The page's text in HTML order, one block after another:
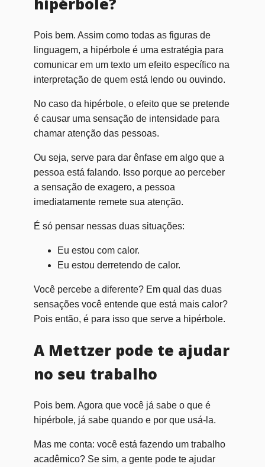
Pois bem. Assim como todas as figuras de
linguagem, a hipérbole é uma estratégia para
comunicar em um texto um efeito específico na
interpretação de quem está lendo ou ouvindo.
No caso da hipérbole, o efeito que se pretende
é causar uma sensação de intensidade para
chamar atenção das pessoas.
Ou seja, serve para dar ênfase em algo que a
pessoa está falando. Isso porque ao perceber
a sensação de exagero, a pessoa
imediatamente remete sua atenção.
É só pensar nessas duas situações:
Eu estou com calor.
Eu estou derretendo de calor.
Você percebe a diferente? Em qual das duas
sensações você entende que está mais calor?
Pois então, é para isso que serve a hipérbole.
A Mettzer pode te ajudar
no seu trabalho
Pois bem. Agora que você já sabe o que é
hipérbole, já sabe quando e por que usá-la.
Mas me conta: você está fazendo um trabalho
acadêmico? Se sim, a gente pode te ajudar